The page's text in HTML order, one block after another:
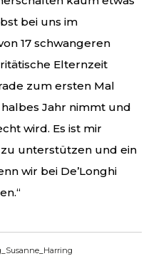
bei uns im
17 schwangeren
Elternzeit
zum ersten Mal
Jahr nimmt und
wird. Es ist mir
unterstützen und ein
wir bei De’Longhi